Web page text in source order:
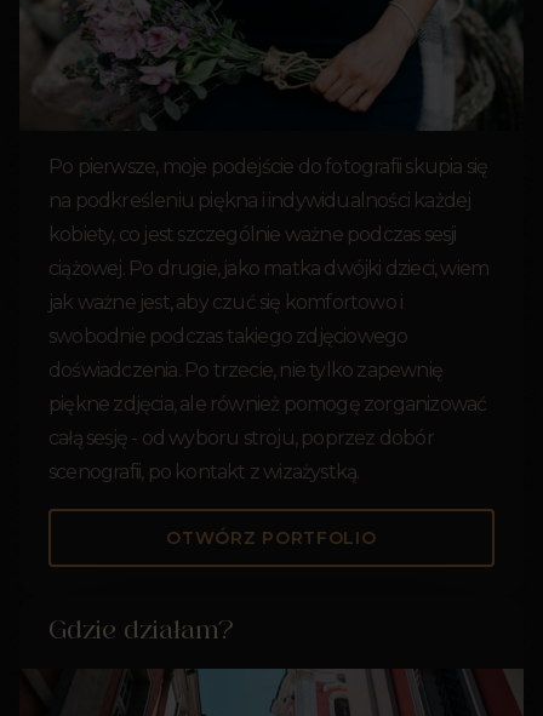
Po pierwsze, moje podejście do fotografii skupia się
na podkreśleniu piękna i indywidualności każdej
kobiety, co jest szczególnie ważne podczas sesji
ciążowej. Po drugie, jako matka dwójki dzieci, wiem
jak ważne jest, aby czuć się komfortowo i
swobodnie podczas takiego zdjęciowego
doświadczenia. Po trzecie, nie tylko zapewnię
piękne zdjęcia, ale również pomogę zorganizować
całą sesję - od wyboru stroju, poprzez dobór
scenografii, po kontakt z wizażystką.
OTWÓRZ PORTFOLIO
Gdzie działam?